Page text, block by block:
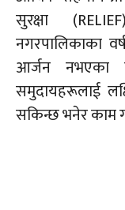
सुरक्षा (RELIEF)
नगरपालिकाका
आर्जन नभएका
समुदायहरूलाई
सकिन्छ भनेर काम